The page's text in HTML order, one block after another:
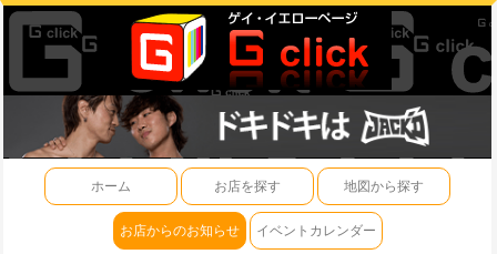
ホーム お店を探す 地図から探す
お店からのお知らせ イベントカレンダー